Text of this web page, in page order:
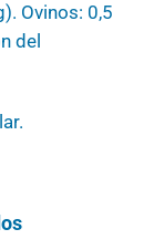
Ovinos: 0,5
del